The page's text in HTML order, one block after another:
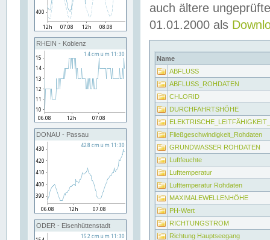
RHEIN - Koblenz
DONAU - Passau
ODER - Eisenhüttenstadt
auch ältere
01.01.2000 als
Name
ABFLUSS
ABFLUSS_ROHDATEN
CHLORID
DURCHFAHRTSHÖHE
Fließgeschwindigkeit_Rohdaten
GRUNDWASSER ROHDATEN
Luftfeuchte
Lufttemperatur
Lufttemperatur Rohdaten
MAXIMALEWELLENHÖHE
PH-Wert
RICHTUNGSTROM
Richtung Hauptseegang